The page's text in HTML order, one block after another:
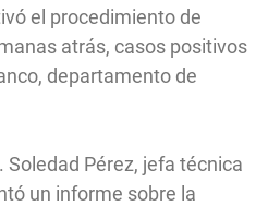
el procedimiento de
atrás, casos positivos
departamento de
Pérez, jefa técnica
un informe sobre la